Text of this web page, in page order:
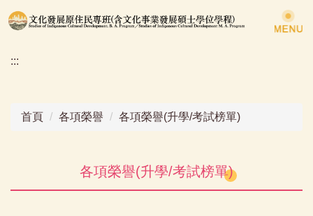
跳
到
要
:::
首頁 各項榮譽 各項榮譽(升學/考試榜單)
各項榮譽(升學/考試榜單)